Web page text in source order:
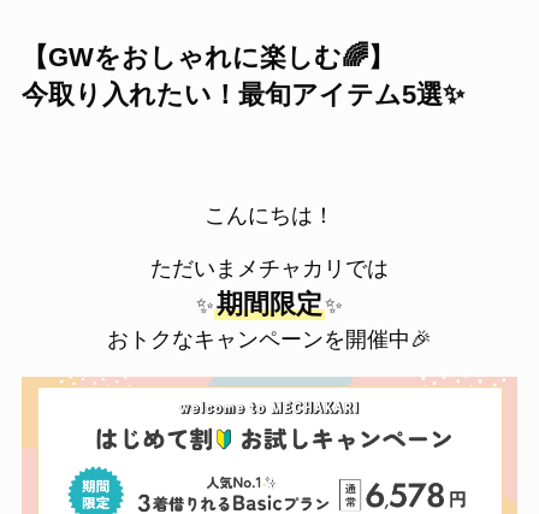
【GWをおしゃれに楽しむ🌈】
今取り入れたい！最旬アイテム5選✨
こんにちは！
ただいまメチャカリでは
✨期間限定✨
おトクなキャンペーンを開催中🎉